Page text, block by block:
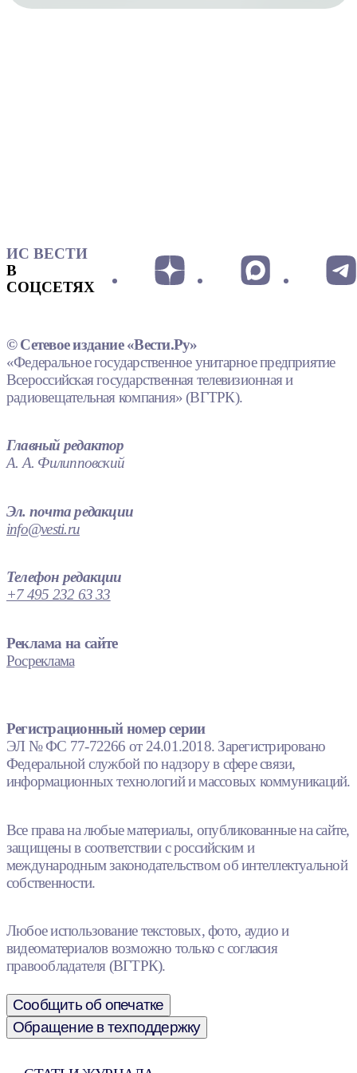
ИС ВЕСТИ
В
СОЦСЕТЯХ
© Сетевое издание «Вести.Ру»
«Федеральное государственное унитарное предприятие
Всероссийская государственная телевизионная и
радиовещательная компания» (ВГТРК).
Главный редактор
А. А. Филипповский
Эл. почта редакции
info@vesti.ru
Телефон редакции
+7 495 232 63 33
Реклама на сайте
Росреклама
Регистрационный номер серии
ЭЛ № ФС 77-72266 от 24.01.2018. Зарегистрировано
Федеральной службой по надзору в сфере связи,
информационных технологий и массовых коммуникаций.
Все права на любые материалы, опубликованные на сайте,
защищены в соответствии с российским и
международным законодательством об интеллектуальной
собственности.
Любое использование текстовых, фото, аудио и
видеоматериалов возможно только с согласия
правообладателя (ВГТРК).
Сообщить об опечатке
Обращение в техподдержку